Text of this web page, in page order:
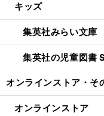
キッズ
集英社みらい文庫
集英社の児童図書
オンラインストア・ そ
オンラインストア